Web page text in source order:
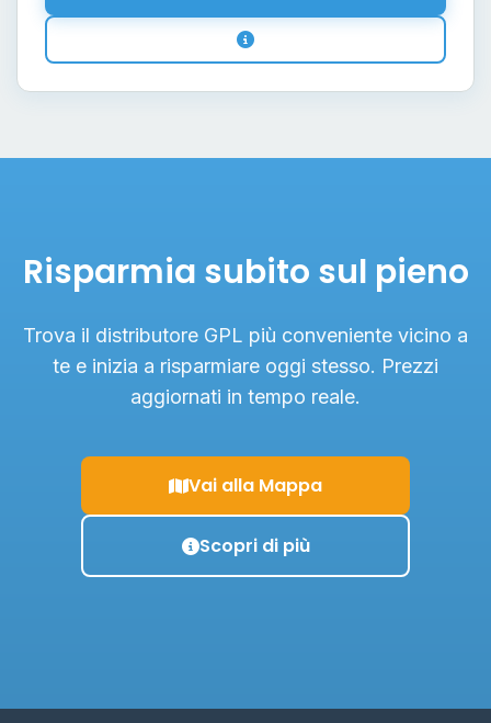
Risparmia subito sul pieno
Trova il distributore GPL più conveniente vicino a
te e inizia a risparmiare oggi stesso. Prezzi
aggiornati in tempo reale.
Vai alla Mappa
Scopri di più